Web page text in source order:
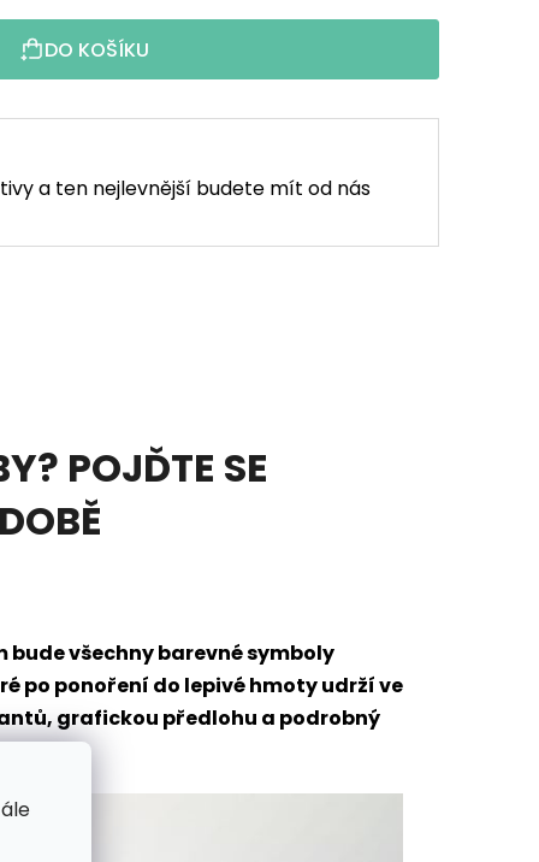
DO KOŠÍKU
a ten nejlevnější budete mít od nás
POJĎTE SE
všechny barevné symboly
po ponoření do lepivé hmoty udrží ve
grafickou předlohu a podrobný